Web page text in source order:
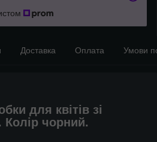
Доставка Оплата Умови
для квітів зі
чорний.